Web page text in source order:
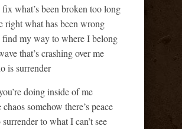
fix what’s been broken too long
right what has been wrong
find my way to where I belong
that’s crashing over me
is surrender
doing inside of me
somehow there’s peace
surrender to what I can’t see